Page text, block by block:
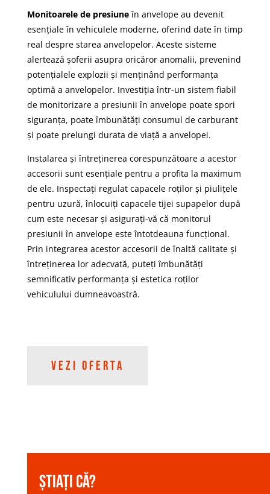
Monitoarele de presiuneîn anvelope au devenit
esențiale în vehiculele moderne, oferind date în timp
real despre starea anvelopelor. Aceste sisteme
alertează șoferii asupra oricăror anomalii, prevenind
potențialele explozii și menținând performanța
optimă a anvelopelor. Investiția într-un sistem fiabil
de monitorizare a presiunii în anvelope poate spori
siguranța, poate îmbunătăți consumul de carburant
și poate prelungi durata de viață a anvelopei.
Instalarea și întreținerea corespunzătoare a acestor
accesorii sunt esențiale pentru a profita la maximum
de ele. Inspectați regulat capacele roților și piulițele
pentru uzură, înlocuiți capacele tijei supapelor după
cum este necesar și asigurați-vă că monitorul
presiunii în anvelope este întotdeauna funcțional.
Prin integrarea acestor accesorii de înaltă calitate și
întreținerea lor adecvată, puteți îmbunătăți
semnificativ performanța și estetica roților
vehiculului dumneavoastră.
VEZI OFERTA
Știați că?